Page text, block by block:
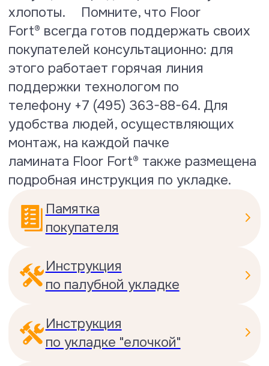
Тест на водопоглощение
По результатам испытаний
коэффициент водопоглощения
ламината Floor Fort® составляет
всего 10.1 %
Посмотреть сертификат
ламели при изменении влажности
в помещении
При повышении влажности до 90%
толщины были 0,6 и 0,7 мм, что на
30 % лучше нормативного
стандарта.